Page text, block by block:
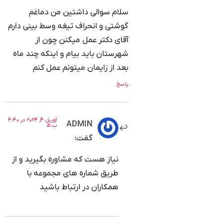
نامتقارن است، جراح باید نسبت به تغییر شکل بینی به
صورت اساسی اقدام کند. این روش باید به گونه ای
صورت گیرد که تعادل بینی با سایر اجزای صورت برقرار
شود. بنابراین هدف اساسی در این نوع فرم بینی گوشتی
هم تغییر اندازه و هم تغییر شکل بینی است.
سلام سوالی داشتین من دماغم
گوشتی و انحراف تیغه وسط بینی دارم
آقای دکتر عمل میکنن چون از
شهرستان باید بیام و اینکه چند ماه
بعد از زایمان میتونم عمل کنم
پاسخ
ADMIN
گفت:
آوریل ۴, ۲۰۲۴ در ۴:۴۰
ب.ظ
نیاز هست که مشاوره بگیرید و از
طریق شماره های مجموعه با
همکاران در ارتباط باشید